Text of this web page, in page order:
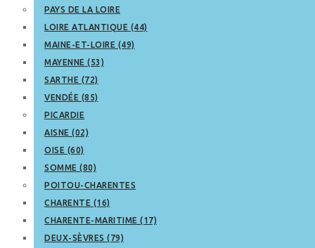
PAYS DE LA LOIRE
LOIRE ATLANTIQUE (44)
MAINE-ET-LOIRE (49)
MAYENNE (53)
SARTHE (72)
VENDÉE (85)
PICARDIE
AISNE (02)
OISE (60)
SOMME (80)
POITOU-CHARENTES
CHARENTE (16)
CHARENTE-MARITIME (17)
DEUX-SÈVRES (79)